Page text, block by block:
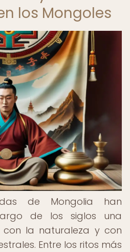
los Mongoles
de Mongolia han
de los siglos una
con la naturaleza y con
Entre los ritos más